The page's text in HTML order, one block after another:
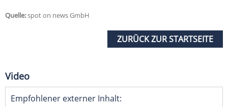
Quelle:spot on news GmbH
ZURÜCK ZUR STARTSEITE
Video
Empfohlener externer Inhalt: